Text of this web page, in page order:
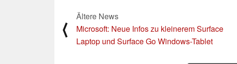
⟨
Ältere News
Microsoft: Neue Infos zu kleinerem Surface
Laptop und Surface Go Windows-Tablet